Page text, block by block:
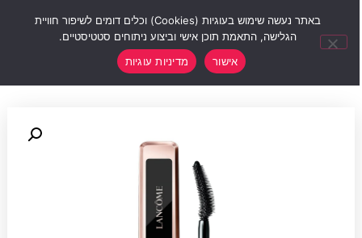
באתר נעשה שימוש בעוגיות (Cookies) וכלים דומים לשיפור חוויית
הגלישה, התאמת תוכן אישי וביצוע ניתוחים סטטיסטיים.
אישור
מדיניות עוגיות